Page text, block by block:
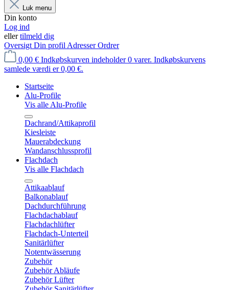
Luk menu
Din konto
Log ind
ellertilmeld dig
Oversigt Din profil AdresserOrdrer
0,00 € Indkøbskurven indeholder 0 varer. Indkøbskurvens
samlede værdi er 0,00 €.
Startseite
Alu-Profile
Vis alle Alu-Profile
Dachrand/Attikaprofil
Kiesleiste
Mauerabdeckung
Wandanschlussprofil
Flachdach
Vis alle Flachdach
Attikaablauf
Balkonablauf
Dachdurchführung
Flachdachablauf
Flachdachlüfter
Flachdach-Unterteil
Sanitärlüfter
Notentwässerung
Zubehör
Zubehör Abläufe
Zubehör Lüfter